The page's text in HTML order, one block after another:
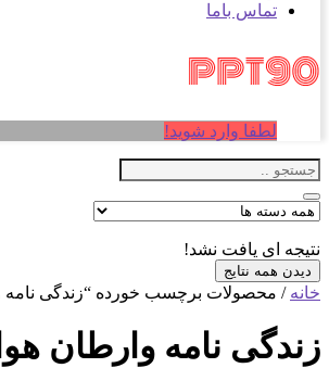
تماس باما
لطفا وارد شوید!
نتیجه ای یافت نشد!
دیدن همه نتایج
خانه / محصولات برچسب خورده “زندگی نامه
زندگی نامه وارطان